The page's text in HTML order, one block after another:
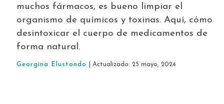
muchos fármacos, es bueno limpiar el
organismo de químicos y toxinas. Aquí, cómo
desintoxicar el cuerpo de medicamentos de
forma natural.
Georgina Elustondo | Actualizado: 25 mayo, 2024